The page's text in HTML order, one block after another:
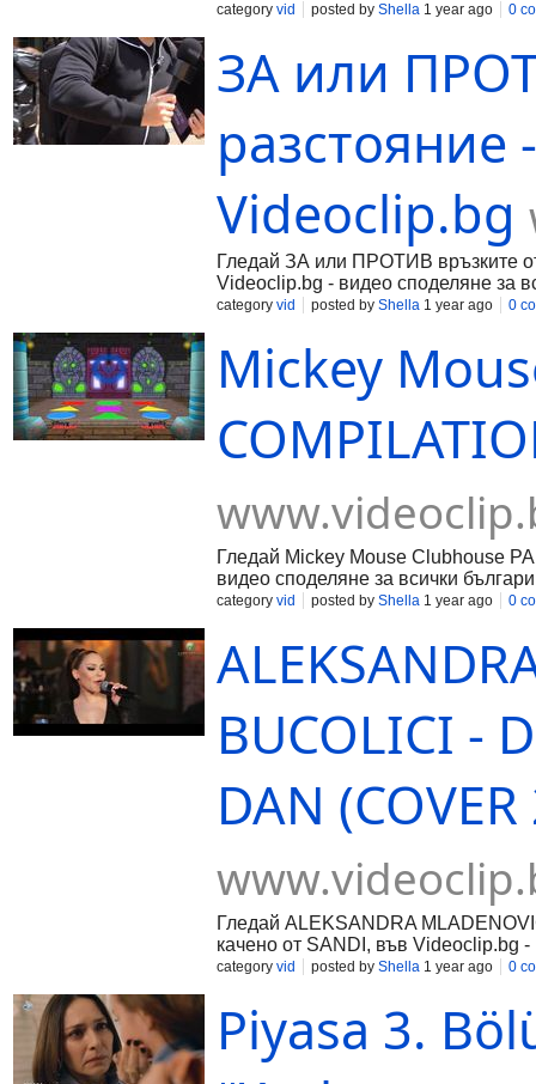
category vid posted by Shella 1 year ago 0
ЗА или
разстояние
Videoclip.bg
Гледай ЗА или ПРОТИВ връзките
Videoclip.bg - видео споделяне за
category vid posted by Shella 1 year ago 0
Mickey
Гледай Mickey Mouse Clubhouse
видео споделяне за всички
category vid posted by Shella 1 year ago 0
BUCOLICI -
DAN
Гледай ALEKSANDRA
качено от SANDI, във Videoclip.bg
category vid posted by Shella 1 year ago 0
Piyasa 3.